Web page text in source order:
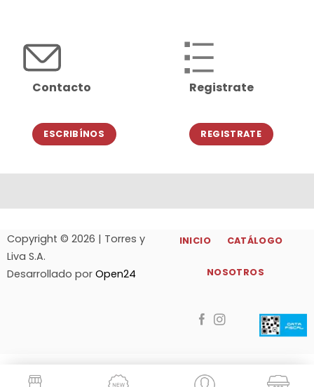
Contacto
ESCRIBÍNOS
Registrate
REGISTRATE
Copyright © 2026 | Torres y
Liva S.A.
Desarrollado por Open24
INICIO CATÁLOGO
NOSOTROS